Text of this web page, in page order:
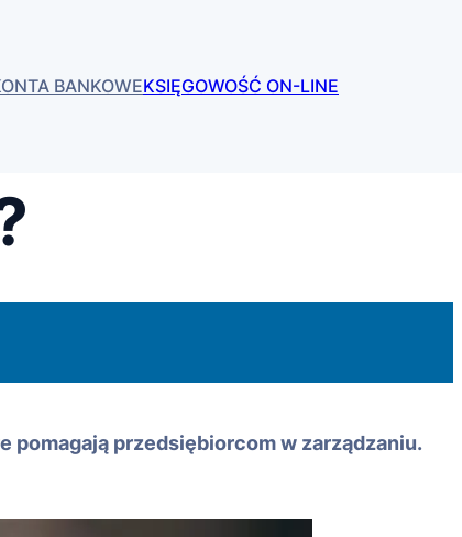
BANKOWEKSIĘGOWOŚĆ ON-LINE
pomagają przedsiębiorcom w zarządzaniu.